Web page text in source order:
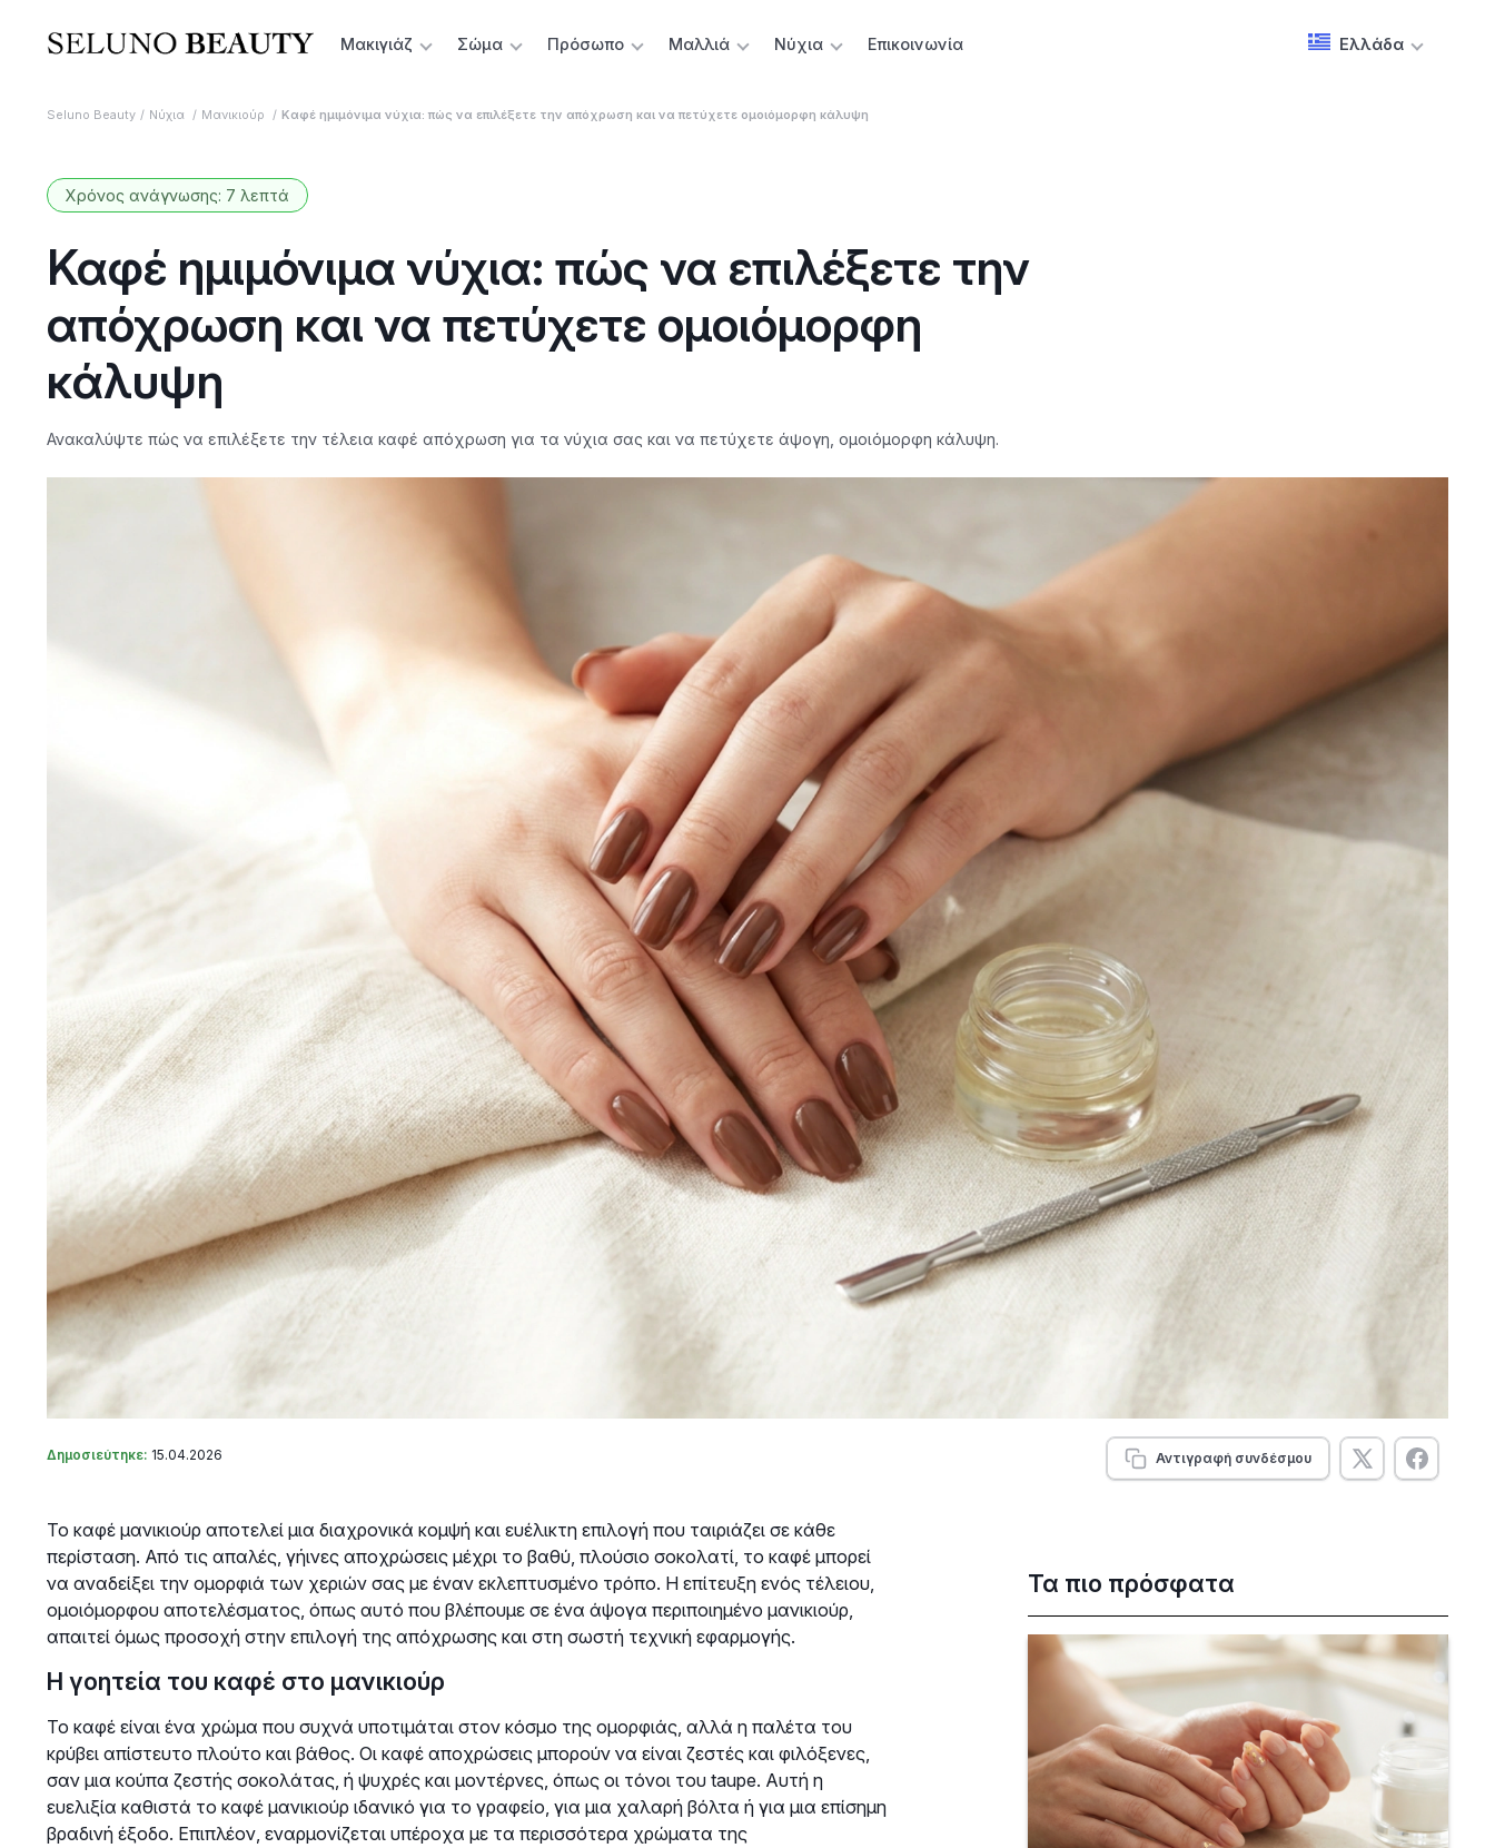
Μακιγιάζ Σώμα Πρόσωπο Μαλλιά Νύχια Επικοινωνία Ελλάδα
Seluno Beauty Νύχια Μανικιούρ Καφέ ημιμόνιμα νύχια: πώς να επιλέξετε την απόχρωση και να πετύχετε ομοιόμορφη κάλυψη
Χρόνος ανάγνωσης: 7 λεπτά
Καφέ ημιμόνιμα νύχια: πώς να επιλέξετε την
απόχρωση και να πετύχετε ομοιόμορφη
κάλυψη
Ανακαλύψτε πώς να επιλέξετε την τέλεια καφέ απόχρωση για τα νύχια σας και να πετύχετε άψογη, ομοιόμορφη κάλυψη.
Δημοσιεύτηκε: 15.04.2026 Αντιγραφή συνδέσμου
Το καφέ μανικιούρ αποτελεί μια διαχρονικά κομψή και ευέλικτη επιλογή που ταιριάζει σε κάθε
περίσταση. Από τις απαλές, γήινες αποχρώσεις μέχρι το βαθύ, πλούσιο σοκολατί, το καφέ μπορεί
να αναδείξει την ομορφιά των χεριών σας με έναν εκλεπτυσμένο τρόπο. Η επίτευξη ενός τέλειου,
ομοιόμορφου αποτελέσματος, όπως αυτό που βλέπουμε σε ένα άψογα περιποιημένο μανικιούρ,
απαιτεί όμως προσοχή στην επιλογή της απόχρωσης και στη σωστή τεχνική εφαρμογής.
Η γοητεία του καφέ στο μανικιούρ
Το καφέ είναι ένα χρώμα που συχνά υποτιμάται στον κόσμο της ομορφιάς, αλλά η παλέτα του
κρύβει απίστευτο πλούτο και βάθος. Οι καφέ αποχρώσεις μπορούν να είναι ζεστές και φιλόξενες,
σαν μια κούπα ζεστής σοκολάτας, ή ψυχρές και μοντέρνες, όπως οι τόνοι του taupe. Αυτή η
ευελιξία καθιστά το καφέ μανικιούρ ιδανικό για το γραφείο, για μια χαλαρή βόλτα ή για μια επίσημη
βραδινή έξοδο. Επιπλέον, εναρμονίζεται υπέροχα με τα περισσότερα χρώματα της
Τα πιο πρόσφατα